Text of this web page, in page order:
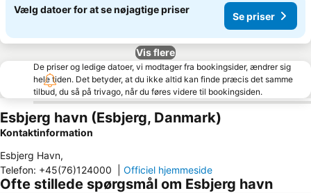
Vælg datoer for at se nøjagtige priser
Se priser
Vis flere
De priser og ledige datoer, vi modtager fra bookingsider, ændrer sig
hele tiden. Det betyder, at du ikke altid kan finde præcis det samme
tilbud, du så på trivago, når du føres videre til bookingsiden.
Esbjerg havn (Esbjerg, Danmark)
Kontaktinformation
Esbjerg Havn,
Telefon: +45(76)124000 Officiel hjemmeside
Ofte stillede spørgsmål om Esbjerg havn